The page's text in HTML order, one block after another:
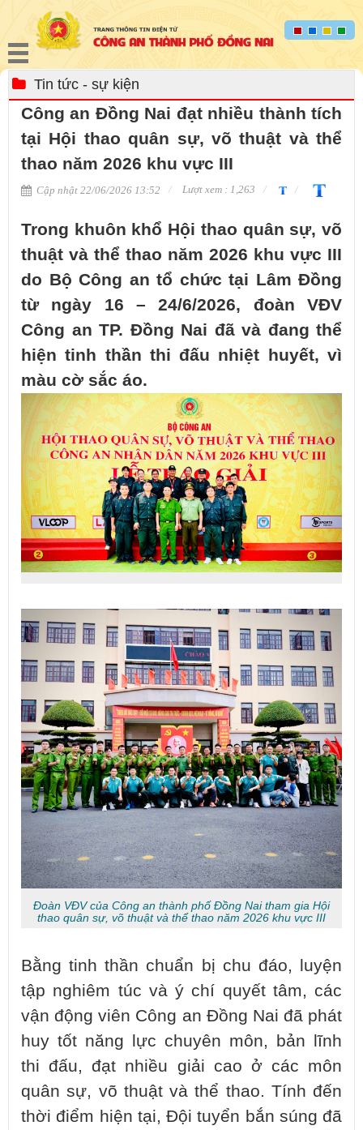
Tin tức - sự kiện
Công an Đồng Nai đạt nhiều thành tích
tại Hội thao quân sự, võ thuật và thể
thao năm 2026 khu vực III
Cập nhật 22/06/2026 13:52 Lượt xem : 1,263
Trong khuôn khổ Hội thao quân sự, võ
thuật và thể thao năm 2026 khu vực III
do Bộ Công an tổ chức tại Lâm Đồng
từ ngày 16 – 24/6/2026, đoàn VĐV
Công an TP. Đồng Nai đã và đang thể
hiện tinh thần thi đấu nhiệt huyết, vì
màu cờ sắc áo.
Đoàn VĐV của Công an thành phố Đồng Nai tham gia Hội
thao quân sự, võ thuật và thể thao năm 2026 khu vực III
Bằng tinh thần chuẩn bị chu đáo, luyện
tập nghiêm túc và ý chí quyết tâm, các
vận động viên Công an Đồng Nai đã phát
huy tốt năng lực chuyên môn, bản lĩnh
thi đấu, đạt nhiều giải cao ở các môn
quân sự, võ thuật và thể thao. Tính đến
thời điểm hiện tại, Đội tuyển bắn súng đã